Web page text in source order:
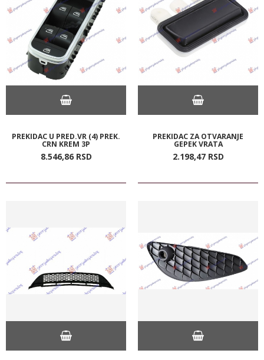
PREKIDAC U PRED.VR (4) PREK.
CRN KREM 3P
8.546,86 RSD
PREKIDAC ZA OTVARANJE
GEPEK VRATA
2.198,47 RSD